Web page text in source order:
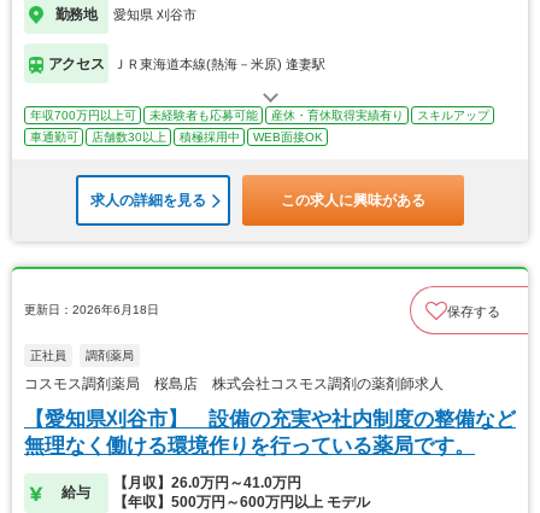
勤務地 愛知県 刈谷市
アクセス ＪＲ東海道本線(熱海－米原) 逢妻駅
年収700万円以上可 未経験者も応募可能 産休・育休取得実績有り
スキルアップ
車通勤可
店舗数30以上 積極採用中 WEB面接OK
求人の詳細を見る この求人に興味がある
更新日：2026年6月18日 保存する
正社員 調剤薬局
コスモス調剤薬局 桜島店 株式会社コスモス調剤の薬剤師求人
【愛知県刈谷市】 設備の充実や社内制度の整備など
無理なく働ける環境作りを行っている薬局です。
給与
【月収】26.0万円～41.0万円
【年収】500万円～600万円以上 モデル